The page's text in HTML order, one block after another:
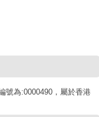
號為:0000490，屬於香港